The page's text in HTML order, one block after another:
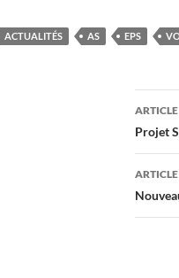
ACTUALITÉS AS EPS
des
Projet